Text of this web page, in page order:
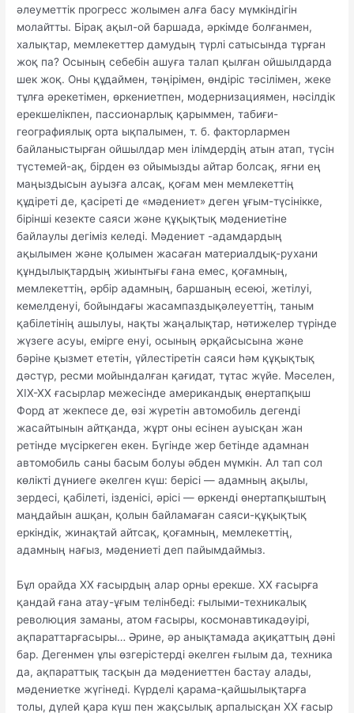
әлеуметтік прогресс жолымен алға басу мүмкіндігін
молайтты. Бірақ ақыл-ой баршада, әркімде болғанмен,
халықтар, мемлекеттер дамудың түрлі сатысында тұрған
жоқ па? Осының себебін ашуға талап қылған ойшылдарда
шек жоқ. Оны құдаймен, тәңірімен, өндіріс тәсілімен, жеке
тұлға әрекетімен, өркениетпен, модернизациямен, нәсілдік
ерекшелікпен, пассионарлық қарыммен, табиғи-
географиялық орта ықпалымен, т. б. факторлармен
байланыстырған ойшылдар мен ілімдердің атын атап, түсін
түстемей-ақ, бірден өз ойымызды айтар болсақ, яғни ең
маңыздысын ауызға алсақ, қоғам мен мемлекеттің
құдіреті де, қасіреті де «мәдениет» деген ұғым-түсінікке,
бірінші кезекте саяси және құқықтық мәдениетіне
байлаулы дегіміз келеді. Мәдениет -адамдардың
ақылымен және қолымен жасаған материалдық-рухани
құндылықтардың жиынтығы ғана емес, қоғамның,
мемлекеттің, әрбір адамның, баршаның есеюі, жетілуі,
кемелденуі, бойындағы жасампаздықәлеуеттің, таным
қабілетінің ашылуы, нақты жаңалықтар, нәтижелер түрінде
жүзеге асуы, емірге енуі, осының әрқайсысына және
бәріне қызмет ететін, үйлестіретін саяси һәм құқықтық
дәстүр, ресми мойындалған қағидат, тұтас жүйе. Мәселен,
ХІХ-ХХ ғасырлар межесінде американдық өнертапқыш
Форд ат жекпесе де, өзі жүретін автомобиль дегенді
жасайтынын айтқанда, жұрт оны есінен ауысқан жан
ретінде мүсіркеген екен. Бүгінде жер бетінде адамнан
автомобиль саны басым болуы әбден мүмкін. Ал тап сол
көлікті дүниеге әкелген күш: берісі — адамның ақылы,
зердесі, қабілеті, ізденісі, әрісі — өркенді өнертапқыштың
маңдайын ашқан, қолын байламаған саяси-құқықтық
еркіндік, жинақтай айтсақ, қоғамның, мемлекеттің,
адамның нағыз, мәдениеті деп пайымдаймыз.
Бұл орайда XX ғасырдың алар орны ерекше. XX ғасырға
қандай ғана атау-ұғым телінбеді: ғылыми-техникалық
революция заманы, атом ғасыры, космонавтикадәуірі,
ақпараттарғасыры… Әрине, әр анықтамада ақиқаттың дәні
бар. Дегенмен ұлы өзгерістерді әкелген ғылым да, техника
да, ақпараттық тасқын да мәдениеттен бастау алады,
мәдениетке жүгінеді. Күрделі қарама-қайшылықтарға
толы, дүлей қара күш пен жақсылық арпалысқан XX ғасыр